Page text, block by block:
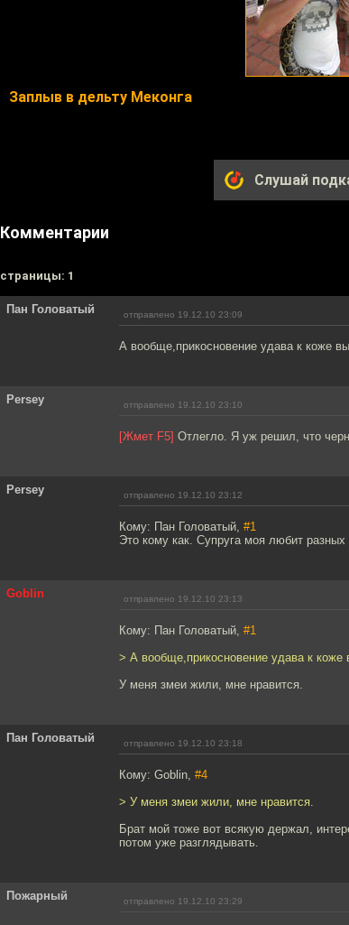
Заплыв в дельту Меконга
Слушай
Комментарии
cтраницы: 1
Пан Головатый отправлено 19.12.10 23:09
А вообще,прикосновение удава к коже
Persey отправлено 19.12.10 23:10
[Жмет F5] Отлегло. Я уж решил, что
Persey отправлено 19.12.10 23:12
Кому: Пан Головатый, #1
Это кому как. Супруга моя любит
Goblin отправлено 19.12.10 23:13
Кому: Пан Головатый, #1
> А вообще,прикосновение удава к коже
У меня змеи жили, мне нравится.
Пан Головатый отправлено 19.12.10 23:18
Кому: Goblin, #4
> У меня змеи жили, мне нравится.
Брат мой тоже вот всякую держал,
потом уже разглядывать.
Пожарный отправлено 19.12.10 23:29